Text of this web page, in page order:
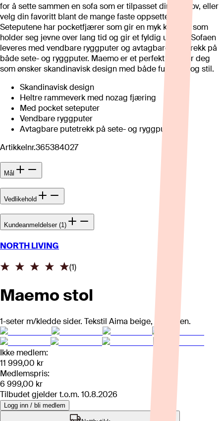
for å sette sammen en sofa som er tilpasset dine behov, eller
velg din favoritt blant de mange faste oppsettene.
Seteputene har pocketfjærer som gir en myk komfort som
holder seg jevne over lang tid og gir et fyldig uttrykk. Sofaen
leveres med vendbare ryggputer og avtagbare putetrekk på
både sete- og ryggputer. Maemo er et perfekt valg for deg
som ønsker skandinavisk design med både funksjon og stil.
Skandinavisk design
Heltre rammeverk med nozag fjæring
Med pocket seteputer
Vendbare ryggputer
Avtagbare putetrekk på sete- og ryggputer
Artikkelnr.365384027
Mål
Vedlikehold
Kundeanmeldelser (1)
NORTH LIVING
(1)
Maemo stol
1-seter m/kledde sider. Tekstil Aima beige, sorte ben.
Ikke medlem:
11 999,00 kr
Medlemspris:
6 999,00 kr
Tilbudet gjelder t.o.m. 10.8.2026
Logg inn / bli medlem